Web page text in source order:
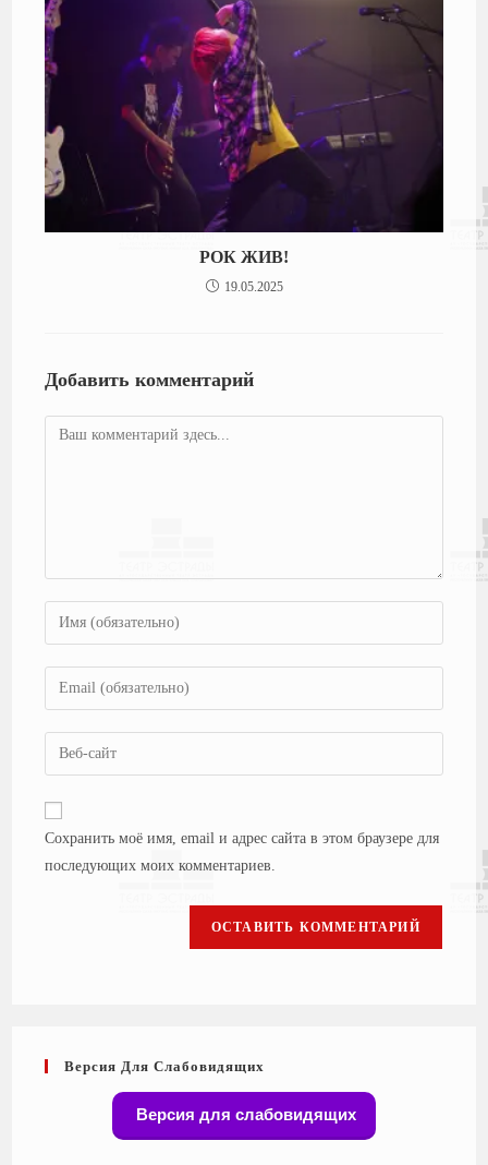
РОК ЖИВ!
19.05.2025
Добавить комментарий
Сохранить моё имя, email и адрес сайта в этом браузере для
последующих моих комментариев.
Версия Для Слабовидящих
Версия для слабовидящих